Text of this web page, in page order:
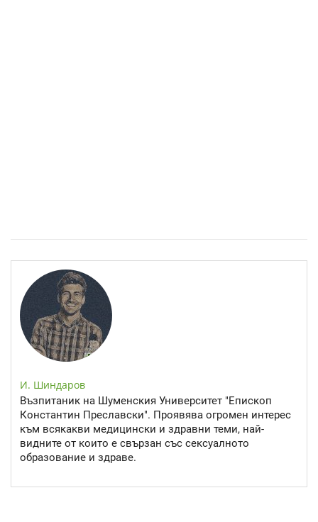
И. Шиндаров
Възпитаник на Шуменския Университет "Епископ
Константин Преславски". Проявява огромен интерес
към всякакви медицински и здравни теми, най-
видните от които е свързан със сексуалното
образование и здраве.